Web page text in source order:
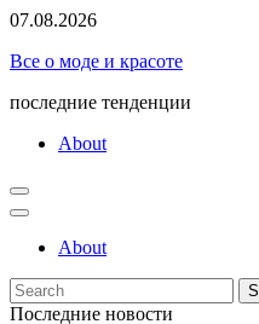
Skip
content
07.08.2026
Все о моде и красоте
последние тенденции
About
About
Search
for:
Последние новости